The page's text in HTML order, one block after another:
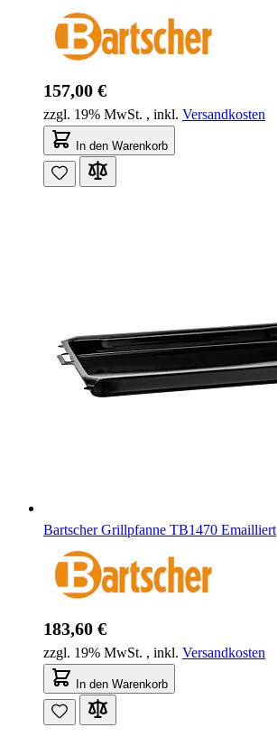
157,00 €
zzgl. 19% MwSt. , inkl. Versandkosten
In den Warenkorb
Bartscher Grillpfanne TB1470 Emailliert
183,60 €
zzgl. 19% MwSt. , inkl. Versandkosten
In den Warenkorb